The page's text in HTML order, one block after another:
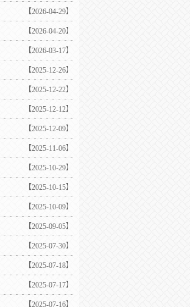
【2026-04-29】
【2026-04-20】
【2026-03-17】
【2025-12-26】
【2025-12-22】
【2025-12-12】
【2025-12-09】
【2025-11-06】
【2025-10-29】
【2025-10-15】
【2025-10-09】
【2025-09-05】
【2025-07-30】
【2025-07-18】
【2025-07-17】
【2025-07-16】